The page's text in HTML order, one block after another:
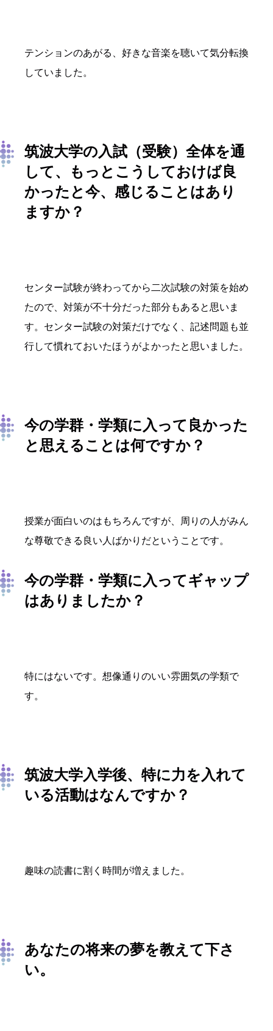
テンションのあがる、好きな音楽を聴いて気分転換
していました。
筑波大学の入試（受験）全体を通
して、もっとこうしておけば良
かったと今、感じることはあり
ますか？
センター試験が終わってから二次試験の対策を始め
たので、対策が不十分だった部分もあると思いま
す。センター試験の対策だけでなく、記述問題も並
行して慣れておいたほうがよかったと思いました。
今の学群・学類に入って良かった
と思えることは何ですか？
授業が面白いのはもちろんですが、周りの人がみん
な尊敬できる良い人ばかりだということです。
今の学群・学類に入ってギャップ
はありましたか？
特にはないです。想像通りのいい雰囲気の学類で
す。
筑波大学入学後、特に力を入れて
いる活動はなんですか？
趣味の読書に割く時間が増えました。
あなたの将来の夢を教えて下さ
い。